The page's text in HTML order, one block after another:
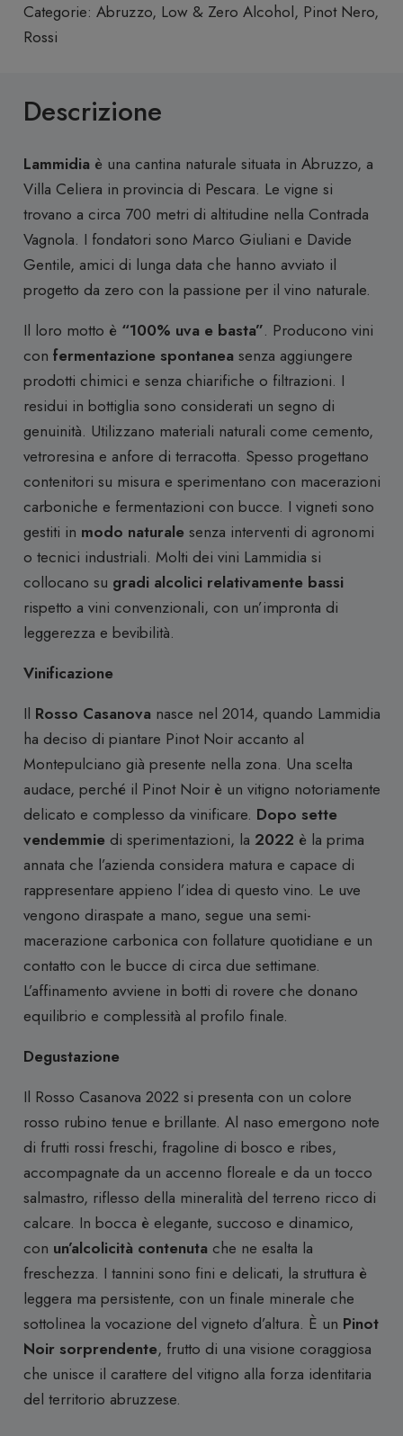
100%
Rosso"
2022
Lammidia
quantità
Categorie: Abruzzo, Low & Zero Alcohol, Pinot Nero,
Rossi
Descrizione
Lammidiaè una cantina naturale situata in Abruzzo, a
Villa Celiera in provincia di Pescara. Le vigne si
trovano a circa 700 metri di altitudine nella Contrada
Vagnola. I fondatori sono Marco Giuliani e Davide
Gentile, amici di lunga data che hanno avviato il
progetto da zero con la passione per il vino naturale.
Il loro motto è “100% uva e basta”. Producono vini
con fermentazione spontaneasenza aggiungere
prodotti chimici e senza chiarifiche o filtrazioni. I
residui in bottiglia sono considerati un segno di
genuinità. Utilizzano materiali naturali come cemento,
vetroresina e anfore di terracotta. Spesso progettano
contenitori su misura e sperimentano con macerazioni
carboniche e fermentazioni con bucce. I vigneti sono
gestiti in modo naturale senza interventi di agronomi
o tecnici industriali. Molti dei vini Lammidia si
collocano su gradi alcolici relativamente bassi
rispetto a vini convenzionali, con un’impronta di
leggerezza e bevibilità.
Vinificazione
Il Rosso Casanovanasce nel 2014, quando Lammidia
ha deciso di piantare Pinot Noir accanto al
Montepulciano già presente nella zona. Una scelta
audace, perché il Pinot Noir è un vitigno notoriamente
delicato e complesso da vinificare. Dopo sette
vendemmie di sperimentazioni, la 2022 è la prima
annata che l’azienda considera matura e capace di
rappresentare appieno l’idea di questo vino. Le uve
vengono diraspate a mano, segue una semi-
macerazione carbonica con follature quotidiane e un
contatto con le bucce di circa due settimane.
L’affinamento avviene in botti di rovere che donano
equilibrio e complessità al profilo finale.
Degustazione
Il Rosso Casanova 2022 si presenta con un colore
rosso rubino tenue e brillante. Al naso emergono note
di frutti rossi freschi, fragoline di bosco e ribes,
accompagnate da un accenno floreale e da un tocco
salmastro, riflesso della mineralità del terreno ricco di
calcare. In bocca è elegante, succoso e dinamico,
con un’alcolicità contenutache ne esalta la
freschezza. I tannini sono fini e delicati, la struttura è
leggera ma persistente, con un finale minerale che
sottolinea la vocazione del vigneto d’altura. È un Pinot
Noir sorprendente, frutto di una visione coraggiosa
che unisce il carattere del vitigno alla forza identitaria
del territorio abruzzese.